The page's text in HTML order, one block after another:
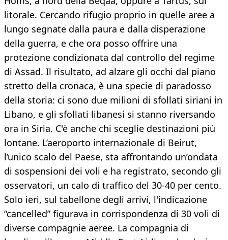
litorale. Cercando rifugio proprio in quelle aree a
lungo segnate dalla paura e dalla disperazione
della guerra, e che ora posso offrire una
protezione condizionata dal controllo del regime
di Assad. Il risultato, ad alzare gli occhi dal piano
stretto della cronaca, è una specie di paradosso
della storia: ci sono due milioni di sfollati siriani in
Libano, e gli sfollati libanesi si stanno riversando
ora in Siria. C'è anche chi sceglie destinazioni più
lontane. L’aeroporto internazionale di Beirut,
l’unico scalo del Paese, sta affrontando un’ondata
di sospensioni dei voli e ha registrato, secondo gli
osservatori, un calo di traffico del 30-40 per cento.
Solo ieri, sul tabellone degli arrivi, l'indicazione
“cancelled” figurava in corrispondenza di 30 voli di
diverse compagnie aeree. La compagnia di